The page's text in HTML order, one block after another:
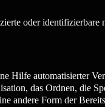
oder identifizierbare
Hilfe automatisierter
das Ordnen, die
andere Form der